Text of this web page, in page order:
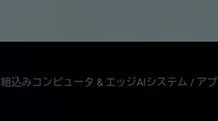
組込みコンピュータ & エッジAIシステム / ア